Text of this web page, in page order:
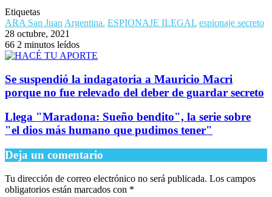
Etiquetas
ARA San Juan Argentina. ESPIONAJE ILEGAL espionaje secreto
28 octubre, 2021
66 2 minutos leídos
Se suspendió la indagatoria a Mauricio Macri
porque no fue relevado del deber de guardar secreto
Llega "Maradona: Sueño bendito", la serie sobre
"el dios más humano que pudimos tener"
Deja un comentario
Tu dirección de correo electrónico no será publicada. Los campos
obligatorios están marcados con *